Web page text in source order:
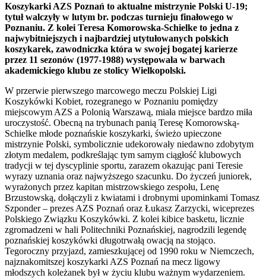
Koszykarki AZS Poznań to aktualne mistrzynie Polski U-19;
tytuł walczyły w lutym br. podczas turnieju finałowego w
Poznaniu. Z kolei Teresa Komorowska-Schielke to jedna z
najwybitniejszych i najbardziej utytułowanych polskich
koszykarek, zawodniczka która w swojej bogatej karierze
przez 11 sezonów (1977-1988) występowała w barwach
akademickiego klubu ze stolicy Wielkopolski.
W przerwie pierwszego marcowego meczu Polskiej Ligi
Koszykówki Kobiet, rozegranego w Poznaniu pomiędzy
miejscowym AZS a Polonią Warszawą, miała miejsce bardzo miła
uroczystość. Obecną na trybunach panią Teresę Komorowską-
Schielke młode poznańskie koszykarki, świeżo upieczone
mistrzynie Polski, symbolicznie udekorowały niedawno zdobytym
złotym medalem, podkreślając tym samym ciągłość klubowych
tradycji w tej dyscyplinie sportu, zarazem okazując pani Teresie
wyrazy uznania oraz najwyższego szacunku. Do życzeń juniorek,
wyrażonych przez kapitan mistrzowskiego zespołu, Lenę
Brzustowską, dołączyli z kwiatami i drobnymi upominkami Tomasz
Szponder – prezes AZS Poznań oraz Łukasz Zarzycki, wiceprezes
Polskiego Związku Koszykówki. Z kolei kibice basketu, licznie
zgromadzeni w hali Politechniki Poznańskiej, nagrodzili legendę
poznańskiej koszykówki długotrwałą owacją na stojąco.
Tegoroczny przyjazd, zamieszkującej od 1990 roku w Niemczech,
najznakomitszej koszykarki AZS Poznań na mecz ligowy
młodszych koleżanek był w życiu klubu ważnym wydarzeniem.